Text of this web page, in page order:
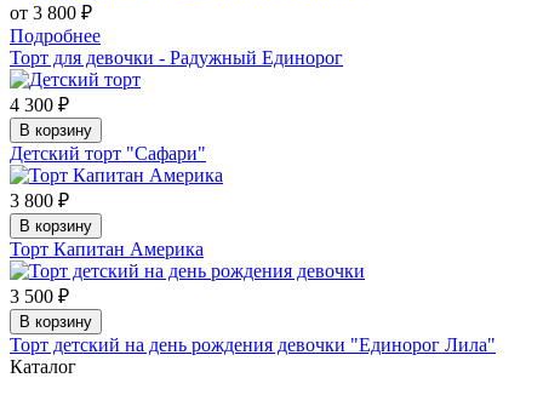
от 3 800 ₽
Подробнее
Торт для девочки - Радужный Единорог
4 300 ₽
В корзину
Детский торт "Сафари"
3 800 ₽
В корзину
Торт Капитан Америка
3 500 ₽
В корзину
Торт детский на день рождения девочки "Единорог Лила"
Каталог